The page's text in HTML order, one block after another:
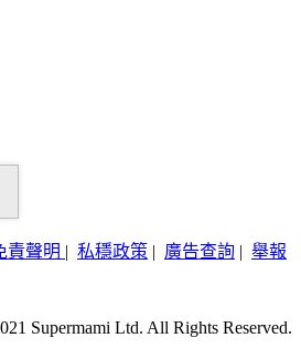
責聲明 | 私穩政策 | 廣告查詢 | 舉報
Supermami Ltd. All Rights Reserved.